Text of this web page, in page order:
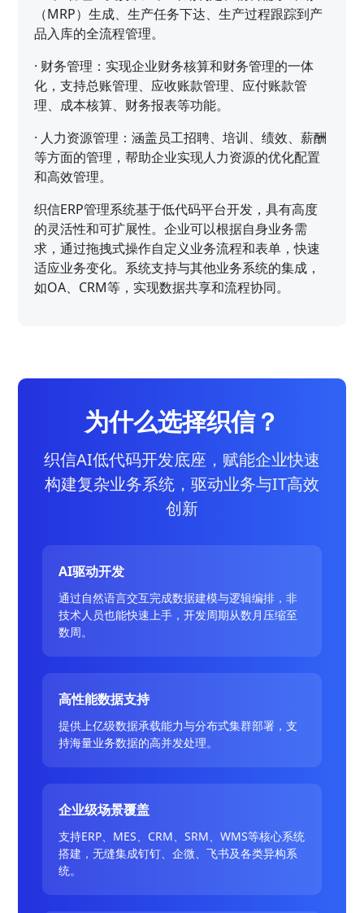
（MRP）生成、生产任务下达、生产过程跟踪到产
品入库的全流程管理。
· 财务管理：实现企业财务核算和财务管理的一体
化，支持总账管理、应收账款管理、应付账款管
理、成本核算、财务报表等功能。
· 人力资源管理：涵盖员工招聘、培训、绩效、薪酬
等方面的管理，帮助企业实现人力资源的优化配置
和高效管理。
织信ERP管理系统基于低代码平台开发，具有高度
的灵活性和可扩展性。企业可以根据自身业务需
求，通过拖拽式操作自定义业务流程和表单，快速
适应业务变化。系统支持与其他业务系统的集成，
如OA、CRM等，实现数据共享和流程协同。
为什么选择织信？
织信AI低代码开发底座，赋能企业快速
构建复杂业务系统，驱动业务与IT高效
创新
AI驱动开发
通过自然语言交互完成数据建模与逻辑编排，非
技术人员也能快速上手，开发周期从数月压缩至
数周。
高性能数据支持
提供上亿级数据承载能力与分布式集群部署，支
持海量业务数据的高并发处理。
企业级场景覆盖
支持ERP、MES、CRM、SRM、WMS等核心系统
搭建，无缝集成钉钉、企微、飞书及各类异构系
统。